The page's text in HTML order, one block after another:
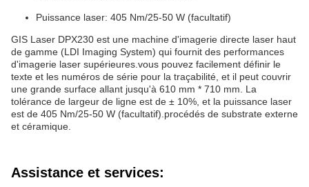
Puissance laser: 405 Nm/25-50 W (facultatif)
GIS Laser DPX230 est une machine d'imagerie directe laser haut
de gamme (LDI Imaging System) qui fournit des performances
d'imagerie laser supérieures.vous pouvez facilement définir le
texte et les numéros de série pour la traçabilité, et il peut couvrir
une grande surface allant jusqu'à 610 mm * 710 mm. La
tolérance de largeur de ligne est de ± 10%, et la puissance laser
est de 405 Nm/25-50 W (facultatif).procédés de substrate externe
et céramique.
Assistance et services: